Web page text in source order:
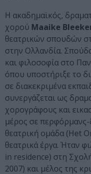
Η ακαδημαϊκός,
χορού Maaike
θεατρικών σπουδών
στην Ολλανδία.
και φιλοσοφία στο
όπου υποστήριξε το
σε διακεκριμένα
συνεργάζεται ως
χορογράφους και
μέρος σε περφόρμανς-
θεατρική ομάδα (Het
θεατρικά έργα. Ήταν
in residence) στη
2007) και μέλος της